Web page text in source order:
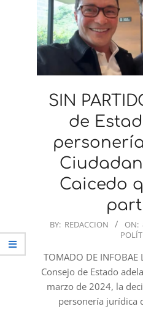
SIN
de
Caicedo
2024-
08
BY: REDACCION ON:
TOMADO DE
Consejo de Estado
marzo de 2024, la
personería jurídica